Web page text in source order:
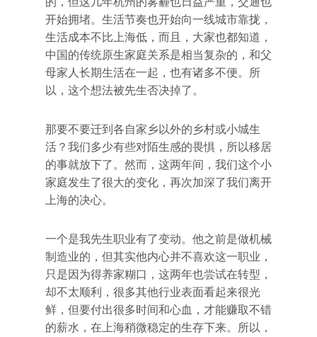
开始拥堵。生活节奏也开始向一线城市靠拢，
生活成本不比上海低，而且，大家也都知道，
中国的传统原生家庭关系是相当复杂的，和父
母家人长期生活在一起，也有诸多不便。所
以，这个想法被先生否决掉了。
那要不要迁到各自家乡以外的乡村或小城生
活？我们多少有些对陌生感的畏惧，所以移居
的事就放下了。然而，这两年间，我们这个小
家庭发生了很大的变化，再次加深了我们离开
上海的决心。
一个是我先生职业有了变动。他之前是做机械
制造业的，但其实他内心并不喜欢这一职业，
只是因为得养家糊口，这两年也尝试在转型，
却不太顺利，很多其他行业表面看起来很光
鲜，但要付出很多时间和心血，才能赚取不错
的薪水，在上海稍微稳定的生存下来。所以，